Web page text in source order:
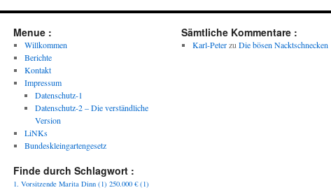
Menue :
Willkommen
Berichte
Kontakt
Impressum
Datenschutz-1
Datenschutz-2 – Die verständliche
Version
LiNKs
Bundeskleingartengesetz
Finde durch Schlagwort :
1. Vorsitzende Marita Dinn (1) 250.000 €(1)
Sämtliche Kommentare :
Karl-Peterzu Die bösen Nacktschnecken